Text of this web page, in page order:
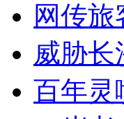
网传
威胁
百年灵